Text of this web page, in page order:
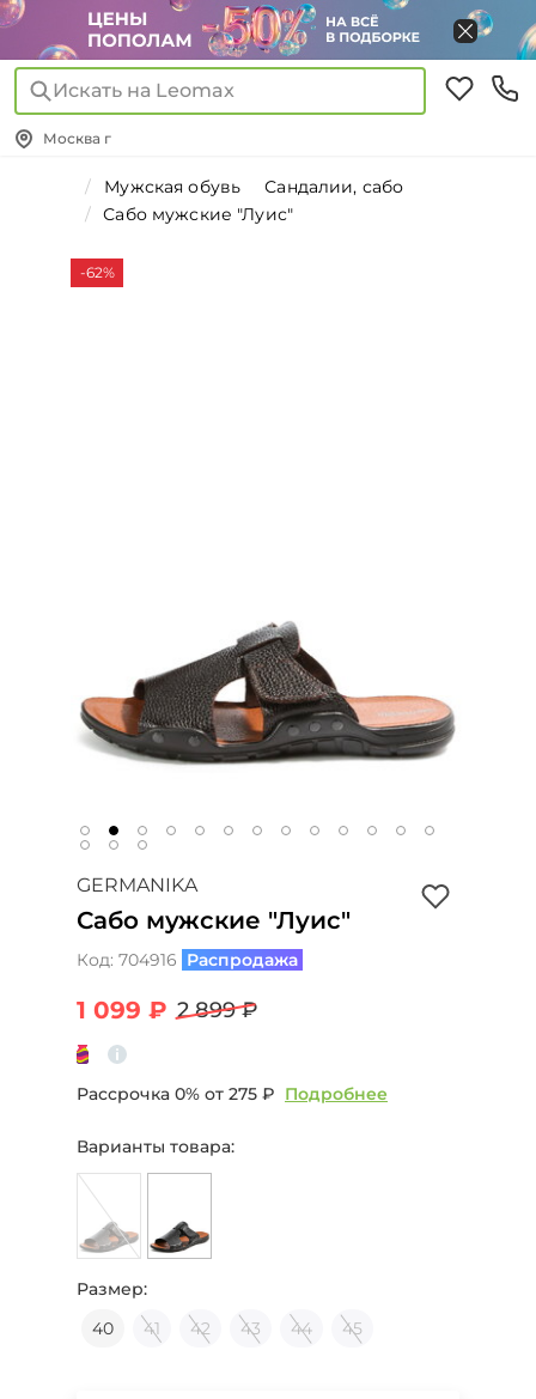
Искать на Leomax
Москва г
Мужская обувь
Сандалии, сабо
Сабо мужские "Луис"
-62%
GERMANIKA
Сабо мужские "Луис"
Код: 704916 Распродажа
1 099 ₽ 2 899 ₽
Рассрочка 0% от 275 ₽ Подробнее
Варианты товара:
Размер:
40
41 42 43 44 45